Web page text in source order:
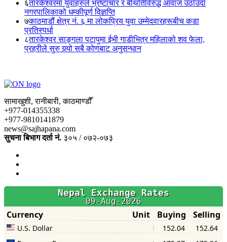
६तारकेश्वरमा युवाहरुले भ्रष्टाचार र बेथितिविरुद्ध आवाज उठाँउदा
नगरपालिकाको धम्कीपूर्ण विज्ञप्ति
७काठमाडौं क्षेत्र नं. ६ मा लोकप्रिय युवा उम्मेदवारहरूबीच कडा
प्रतिस्पर्धा
८तारकेश्वर साङ्गला पटापुमा ईभी गाडीभित्र महिलाको शव फेला,
प्रहरीले सुरु गर्‍यो सबै कोणबाट अनुसन्धान
सामाखुशी, रानीबारी, काठमाण्डौँ
+977-014355338
+977-9810141879
news@sajhapana.com
सुचना बिभाग दर्ता नं. ३०५ / ०७२-०७३